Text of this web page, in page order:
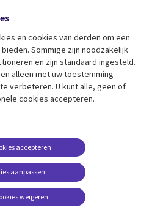
Support
Legal
Disclaimer
Cookie management
en cookies van derden om een
Sommige zijn noodzakelijk
en zijn standaard ingesteld.
alleen met uw toestemming
verbeteren. U kunt alle, geen of
cookies accepteren.
aanpassen
accepteren
weigeren